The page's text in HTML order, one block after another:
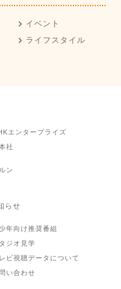
イベント
ライフスタイル
エンタープライズ
社
ン
らせ
年向け推奨番組
ジオ見学
ビ視聴データについて
い合わせ